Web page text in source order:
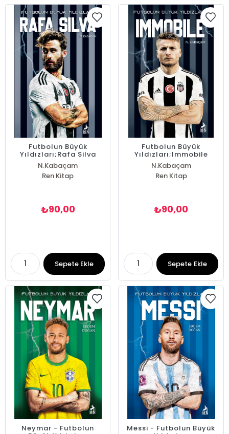
Futbolun Büyük
Yıldızları;Rafa Silva
N.Kabaçam
Ren Kitap
₺90,00
Sepete Ekle
Futbolun Büyük
Yıldızları;Immobile
N.Kabaçam
Ren Kitap
₺90,00
Sepete Ekle
Neymar - Futbolun Messi - Futbolun Büyük